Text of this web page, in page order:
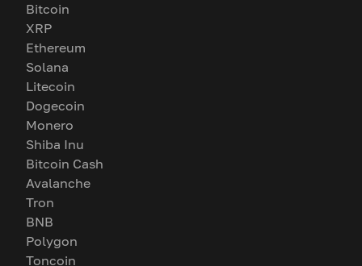
Bitcoin
XRP
Ethereum
Solana
Litecoin
Dogecoin
Monero
Shiba Inu
Bitcoin Cash
Avalanche
Tron
BNB
Polygon
Toncoin